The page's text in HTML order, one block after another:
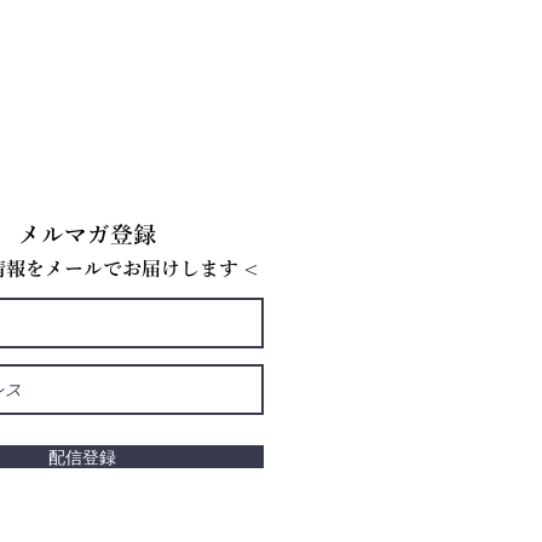
メルマガ登録
をメールでお届けします <
配信登録